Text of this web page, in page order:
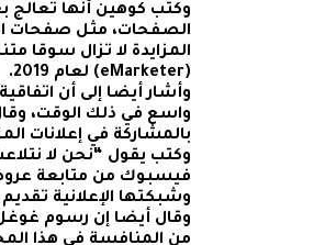
وكتب كوهين أنها تعالج
الصفحات، مثل صفحات
المزايدة لا تزال سوقا
(eMarketer) لعام 2019.
وأشار أيضا إلى أن
واسع في ذلك الوقت،
بالمشاركة في إعلانات
وكتب يقول “نحن لا
فيسبوك من متابعة
وشبكتها الإعلانية
وقال أيضا إن رسوم
من المنافسة في هذا